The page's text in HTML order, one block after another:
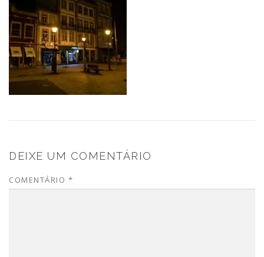
DEIXE UM COMENTÁRIO
COMENTÁRIO *